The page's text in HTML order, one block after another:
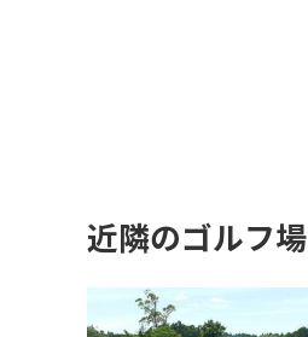
近隣のゴルフ場